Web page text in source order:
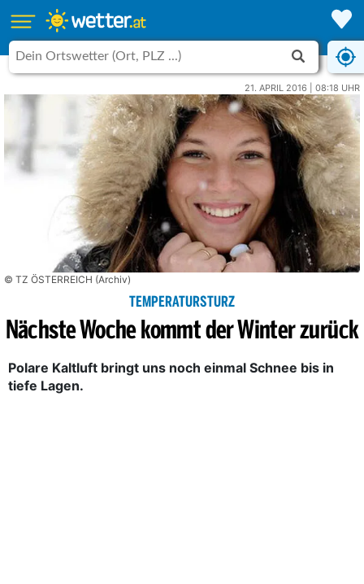
21. APRIL 2016 | 08:18 UHR
© TZ ÖSTERREICH (Archiv)
TEMPERATURSTURZ
Nächste Woche kommt der Winter zurück
Polare Kaltluft bringt uns noch einmal Schnee bis in
tiefe Lagen.